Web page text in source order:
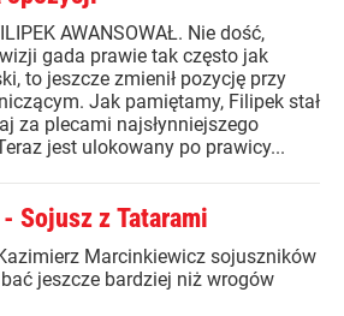
AWANSOWAŁ. Nie dość,
gada prawie tak często jak
to jeszcze zmienił pozycję przy
Jak pamiętamy, Filipek stał
za plecami najsłynniejszego
jest ulokowany po prawicy...
- Sojusz z Tatarami
Marcinkiewicz sojuszników
jeszcze bardziej niż wrogów